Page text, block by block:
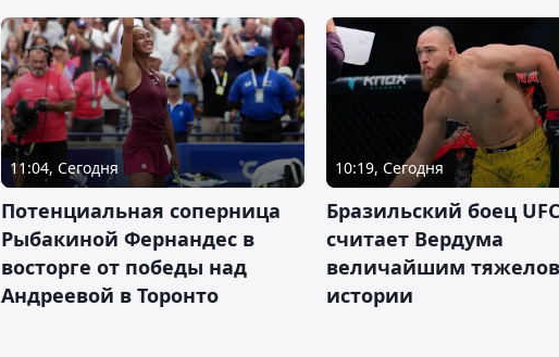
11:04, Сегодня
Потенциальная соперница
Рыбакиной Фернандес в
восторге от победы над
Андреевой в Торонто
10:19, Сегодня
Бразильский боец
считает Вердума
величайшим
истории